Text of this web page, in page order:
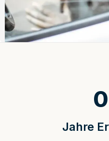
Jahre
0